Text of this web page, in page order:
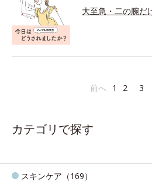
大至急・二の腕だ
前へ 1 2 3
カテゴリで探す
スキンケア（169）